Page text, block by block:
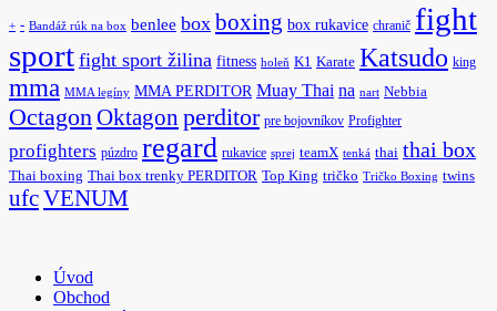
+ - Bandáž rúk na box benlee box boxing box rukavice chranič fight
sport fight sport žilina fitness holeň K1 Karate Katsudo king
mma MMA legíny MMA PERDITOR Muay Thai na nart Nebbia
OctagonOktagon perditor pre bojovníkov Profighter
profighters púzdro regard rukavice sprej teamX tenká thai thai box
Thai boxing Thai box trenky PERDITOR Top King tričko Tričko Boxing twins
ufcVENUM
Úvod
Obchod